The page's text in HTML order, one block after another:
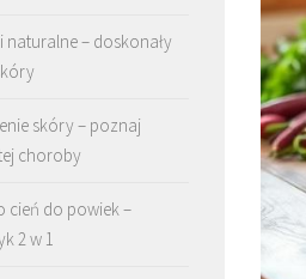
naturalne – doskonały
skóry – poznaj
choroby
cień do powiek –
2 w 1